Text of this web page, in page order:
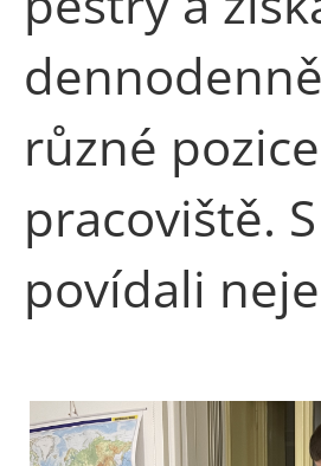
různé
pracoviště.
povídali